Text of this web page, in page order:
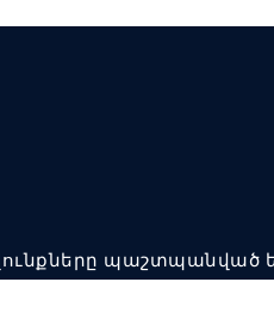
պաշտպանված